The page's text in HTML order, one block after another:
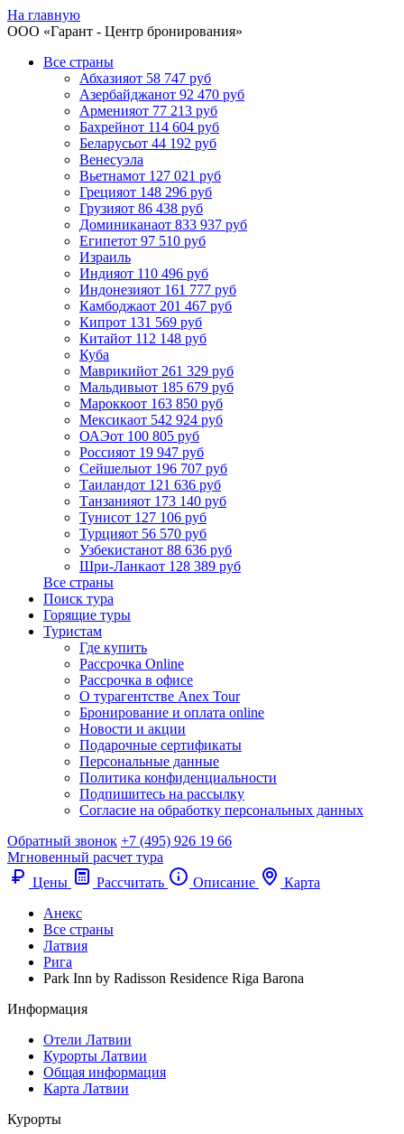
На главную
ООО «Гарант - Центр бронирования»
Все страны
Абхазияот 58 747 руб
Азербайджанот 92 470 руб
Арменияот 77 213 руб
Бахрейнот 114 604 руб
Беларусьот 44 192 руб
Венесуэла
Вьетнамот 127 021 руб
Грецияот 148 296 руб
Грузияот 86 438 руб
Доминиканаот 833 937 руб
Египетот 97 510 руб
Израиль
Индияот 110 496 руб
Индонезияот 161 777 руб
Камбоджаот 201 467 руб
Кипрот 131 569 руб
Китайот 112 148 руб
Куба
Маврикийот 261 329 руб
Мальдивыот 185 679 руб
Мароккоот 163 850 руб
Мексикаот 542 924 руб
ОАЭот 100 805 руб
Россияот 19 947 руб
Сейшелыот 196 707 руб
Таиландот 121 636 руб
Танзанияот 173 140 руб
Тунисот 127 106 руб
Турцияот 56 570 руб
Узбекистанот 88 636 руб
Шри-Ланкаот 128 389 руб
Все страны
Поиск тура
Горящие туры
Туристам
Где купить
Рассрочка Online
Рассрочка в офисе
О турагентстве Anex Tour
Бронирование и оплата online
Новости и акции
Подарочные сертификаты
Персональные данные
Политика конфиденциальности
Подпишитесь на рассылку
Согласие на обработку персональных данных
Обратный звонок +7 (495) 926 19 66
Мгновенный расчет тура
Цены
Рассчитать Описание
Карта
Анекс
Все страны
Латвия
Рига
Park Inn by Radisson Residence Riga Barona
Информация
Отели Латвии
Курорты Латвии
Общая информация
Карта Латвии
Курорты